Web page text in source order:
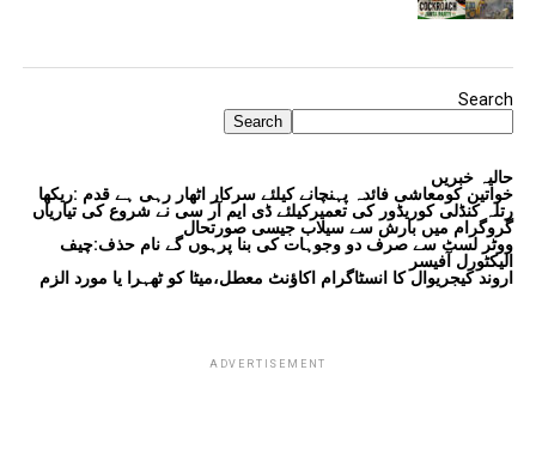
Search
Search
حالیہ خبریں
خواتین کومعاشی فائدہ پہنچانے کیلئے سرکار اٹھار رہی ہے قدم :ریکھا
رتلہ کنڈلی کوریڈور کی تعمیرکیلئے ڈی ایم آر سی نے شروع کی تیاریاں
گروگرام میں بارش سے سیلاب جیسی صورتحال
ووٹر لسٹ سے صرف دو وجوہات کی بنا پرہوں گے نام حذف:چیف
الیکٹورل آفیسر
اروند کیجریوال کا انسٹاگرام اکاؤنٹ معطل،میٹا کو ٹھہرا یا مورد الزم
ADVERTISEMENT